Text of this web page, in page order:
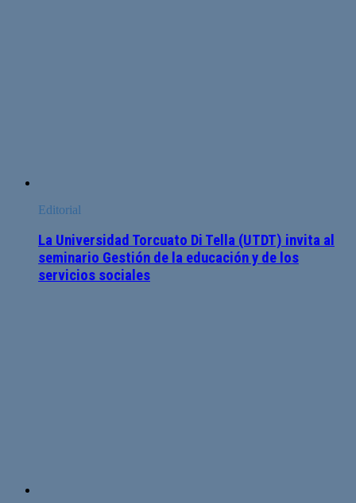
Editorial
La Universidad Torcuato Di Tella (UTDT) invita al
seminario Gestión de la educación y de los
servicios sociales